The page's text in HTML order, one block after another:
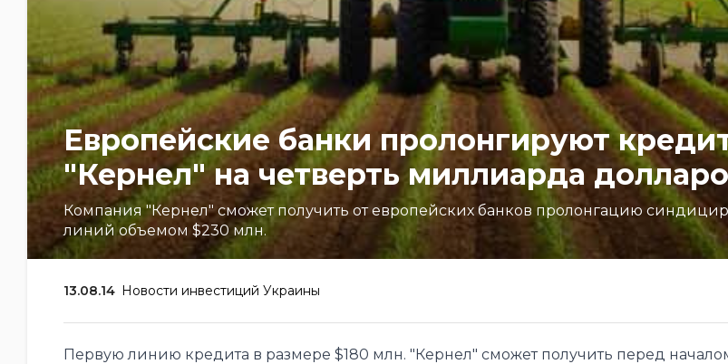
Европейские банки пролонгируют
"Кернел" на четверть миллиарда
Компания "Кернел" сможет получить от европейских банков пролонгацию
линий объемом $230 млн.
13.08.14 Новости инвестиций Украины
Первую линию кредита в размере $180 млн. "Кернел" сможет получить перед